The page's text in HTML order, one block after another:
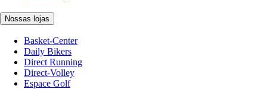
Nossas lojas
Basket-Center
Daily Bikers
Direct Running
Direct-Volley
Espace Golf